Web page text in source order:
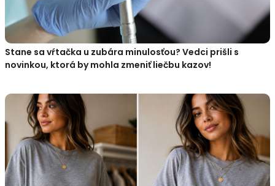
Stane sa vŕtačka u zubára minulosťou? Vedci prišli s
novinkou, ktorá by mohla zmeniť liečbu kazov!